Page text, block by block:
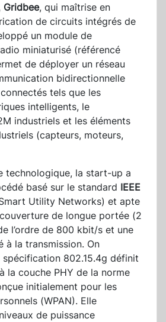
Gridbee, qui maîtrise en
de circuits intégrés de
un module de
miniaturisé (référencé
de déployer un réseau
bidirectionnelle
tels que les
intelligents, le
industriels et les éléments
(capteurs, moteurs,
technologique, la start-up a
basé sur le standard IEEE
Utility Networks) et apte
de longue portée (2
l’ordre de 800 kbit/s et une
à la transmission. On
spécification 802.15.4g définit
la couche PHY de la norme
initialement pour les
(WPAN). Elle
de puissance